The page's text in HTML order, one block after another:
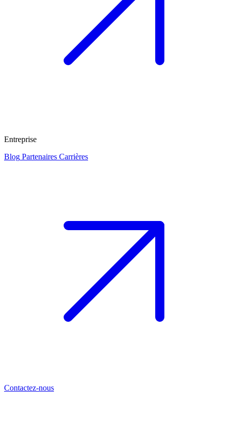
Entreprise
Blog Partenaires Carrières
Contactez-nous